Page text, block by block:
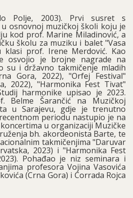
Polje, 2003). Prvi susret s
osnovnoj muzičkoj školi koju je
kod prof. Marine Miladinović, a
školu za muziku i balet "Vasa
klasi prof. Irene Merdović. Kao
osvojio je brojne nagrade na
su i državno takmičenje mladih
Gora, 2022), "Orfej Festival"
2022), "Harmonika Fest Tivat"
harmonike upisao je 2023.
Belme Šarančić na Muzičkoj
u Sarajevu, gdje je trenutno
periodu nastupio je na
u organizaciji Muzičke
bh. akordeonista Barte, te
takmičenjima "Daruvar
2023) i "Harmonika Fest
Pohađao je niz seminara i
profesora Vojina Vasovića
(Crna Gora) i Corrada Rojca